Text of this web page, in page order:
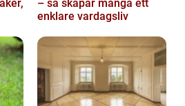
– så skapar många ett
enklare vardagsliv